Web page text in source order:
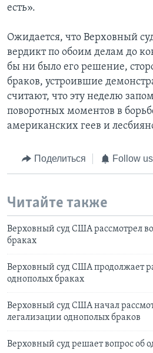
есть».
Ожидается, что Верховный
вердикт по обоим делам до
бы ни было его решение,
браков, устроившие
считают, что эту неделю
поворотных моментов в
американских геев и
Поделиться Follow us
Читайте также
Верховный суд США рассмотрел
браках
Верховный суд США продолжает
однополых браках
Верховный суд США начал
легализации однополых браков
Верховный суд решает вопрос об